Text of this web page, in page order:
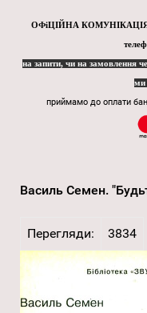
ОФіЦІЙНА КОМУНІКАЦІЯ
на запити, чи на замовлення
ми
приймамо до оплати
Василь Семен.
Перегляди: 3834